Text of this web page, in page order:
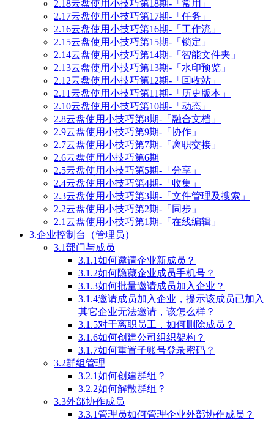
2.18云盘使用小技巧第18期-「常用」
2.17云盘使用小技巧第17期-「任务」
2.16云盘使用小技巧第16期-「工作流」
2.15云盘使用小技巧第15期-「锁定」
2.14云盘使用小技巧第14期-「智能文件夹」
2.13云盘使用小技巧第13期-「水印预览」
2.12云盘使用小技巧第12期-「回收站」
2.11云盘使用小技巧第11期-「历史版本」
2.10云盘使用小技巧第10期-「动态」
2.8云盘使用小技巧第8期-「融合文档」
2.9云盘使用小技巧第9期-「协作」
2.7云盘使用小技巧第7期-「离职交接」
2.6云盘使用小技巧第6期
2.5云盘使用小技巧第5期-「分享」
2.4云盘使用小技巧第4期-「收集」
2.3云盘使用小技巧第3期-「文件管理及搜索」
2.2云盘使用小技巧第2期-「同步」
2.1云盘使用小技巧第1期-「在线编辑」
3.企业控制台（管理员）
3.1部门与成员
3.1.1如何邀请企业新成员？
3.1.2如何隐藏企业成员手机号？
3.1.3如何批量邀请成员加入企业？
3.1.4邀请成员加入企业，提示该成员已加入
其它企业无法邀请，该怎么样？
3.1.5对于离职员工，如何删除成员？
3.1.6如何创建公司组织架构？
3.1.7如何重置子账号登录密码？
3.2群组管理
3.2.1如何创建群组？
3.2.2如何解散群组？
3.3外部协作成员
3.3.1管理员如何管理企业外部协作成员？